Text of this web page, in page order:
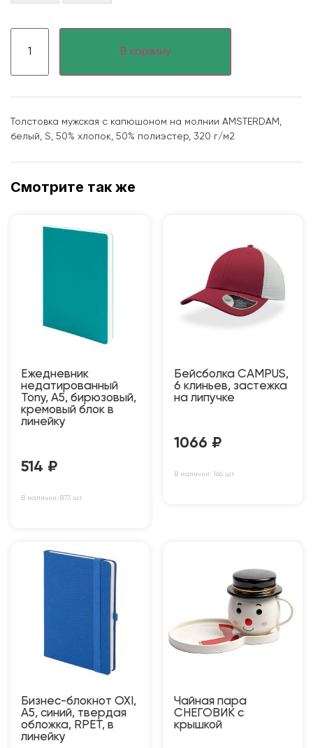
В корзину
Толстовка мужская с капюшоном на молнии AMSTERDAM,
белый, S, 50% хлопок, 50% полиэстер, 320 г/м2
Смотрите так же
Ежедневник
недатированный
Tony, А5, бирюзовый,
кремовый блок в
линейку
514 ₽
В наличии: 873 шт
Бейсболка CAMPUS,
6 клиньев, застежка
на липучке
1066 ₽
В наличии: 166 шт
Бизнес-блокнот OXI,
A5, синий, твердая
обложка, RPET, в
линейку
Чайная пара
СНЕГОВИК с
крышкой